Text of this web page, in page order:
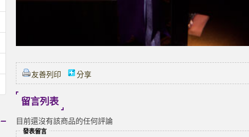
友善列印 分享
留言列表
目前還沒有該商品的任何評論
發表留言